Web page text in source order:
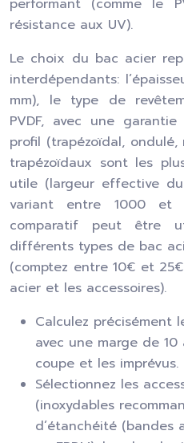
performant (comme le
résistance aux UV).
Le choix du bac acier
interdépendants:
mm), le type de
PVDF, avec une
profil (trapézoïdal,
trapézoïdaux sont les
utile (largeur effective
variant entre 1000 et
comparatif peut être
différents types de bac
(comptez entre 10€ et
acier et les accessoires).
Calculez précisément
avec une marge de
coupe et les imprévus.
Sélectionnez les
(inoxydables
d’étanchéité (bandes